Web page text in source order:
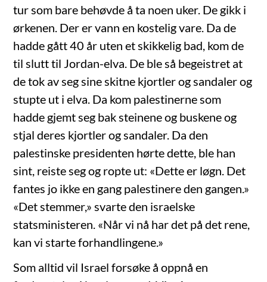
tur som bare behøvde å ta noen uker. De gikk i
ørkenen. Der er vann en kostelig vare. Da de
hadde gått 40 år uten et skikkelig bad, kom de
til slutt til Jordan-elva. De ble så begeistret at
de tok av seg sine skitne kjortler og sandaler og
stupte ut i elva. Da kom palestinerne som
hadde gjemt seg bak steinene og buskene og
stjal deres kjortler og sandaler. Da den
palestinske presidenten hørte dette, ble han
sint, reiste seg og ropte ut: «Dette er løgn. Det
fantes jo ikke en gang palestinere den gangen.»
«Det stemmer,» svarte den israelske
statsministeren. «Når vi nå har det på det rene,
kan vi starte forhandlingene.»
Som alltid vil Israel forsøke å oppnå en